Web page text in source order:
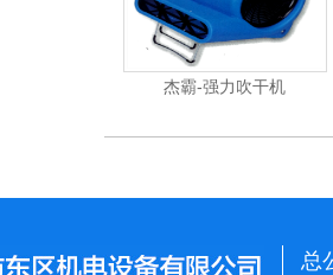
杰霸-强力吹干机
总